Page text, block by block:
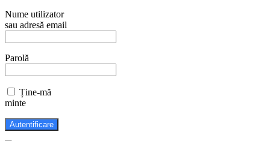
Nume utilizator
sau adresă email
Parolă
Ține-mă
minte